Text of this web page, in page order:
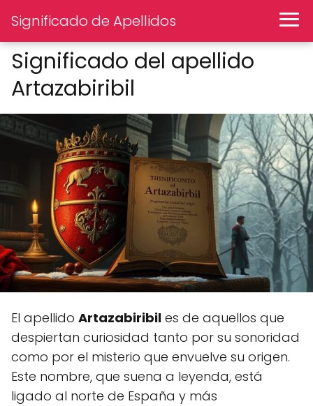
Significado de Apellidos
Significado del apellido
Artazabiribil
El apellido Artazabiribil es de aquellos que
despiertan curiosidad tanto por su sonoridad
como por el misterio que envuelve su origen.
Este nombre, que suena a leyenda, está
ligado al norte de España y más